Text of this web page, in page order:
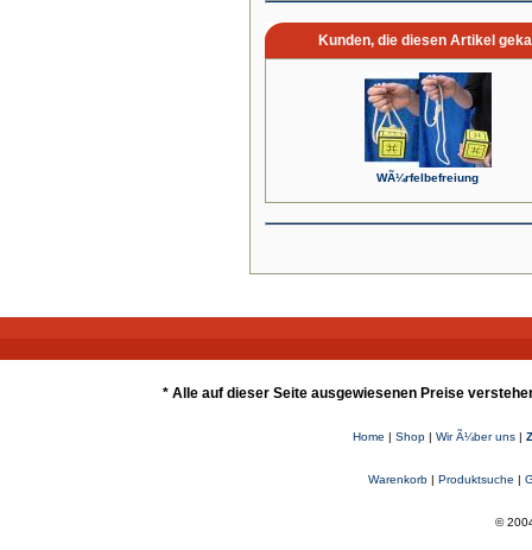
Kunden, die diesen Artikel
WÃ¼rfelbefreiung
* Alle auf dieser Seite ausgewiesenen Preise
Home | Shop| Wir Ã¼ber uns|
Warenkorb| Produktsuche |
©